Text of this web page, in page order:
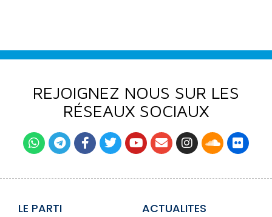
REJOIGNEZ NOUS SUR LES
RÉSEAUX SOCIAUX
LE PARTI ACTUALITES